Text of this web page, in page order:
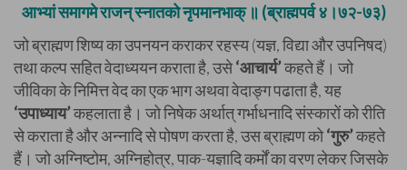
आभ्यां समागमे राजन् स्नातको नृपमानभाक् ॥ (ब्राह्मपर्व ४।७२-७३)
जो ब्राह्मण शिष्य का उपनयन कराकर रहस्य (यज्ञ, विद्या और उपनिषद)
तथा कल्प सहित वेदाध्ययन कराता है, उसे‘आचार्य’कहते हैं। जो
जीविका के निमित्त वेद का एक भाग अथवा वेदाङ्ग पढाता है, यह
‘उपाध्याय’कहलाता है। जो निषेक अर्थात् गर्भाधनादि संस्कारों को रीति
से कराता है और अन्नादि से पोषण करता है, उस ब्राह्मण को‘गुरु’कहते
हैं। जो अग्निष्टोम, अग्निहोत्र, पाक-यज्ञादि कर्मों का वरण लेकर जिसके